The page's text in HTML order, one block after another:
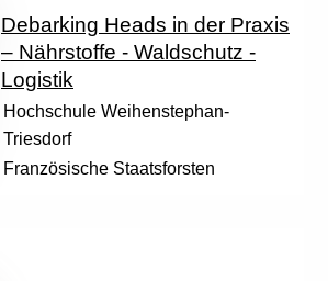
Debarking Heads in der Praxis
– Nährstoffe - Waldschutz -
Logistik
Hochschule Weihenstephan-
Triesdorf
Französische Staatsforsten